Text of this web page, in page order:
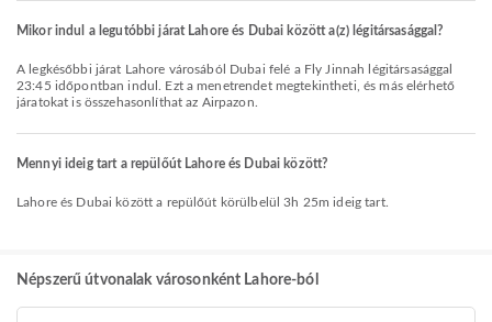
Mikor indul a legutóbbi járat Lahore és Dubai között a(z) légitársasággal?
A legkésőbbi járat Lahore városából Dubai felé a Fly Jinnah légitársasággal
23:45 időpontban indul. Ezt a menetrendet megtekintheti, és más elérhető
járatokat is összehasonlíthat az Airpazon.
Mennyi ideig tart a repülőút Lahore és Dubai között?
Lahore és Dubai között a repülőút körülbelül 3h 25m ideig tart.
Népszerű útvonalak városonként Lahore-ból